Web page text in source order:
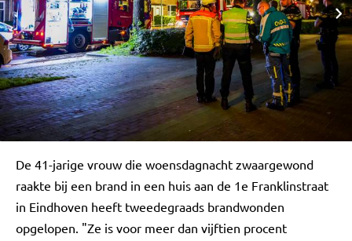
De 41-jarige vrouw die woensdagnacht zwaargewond
raakte bij een brand in een huis aan de 1e Franklinstraat
in Eindhoven heeft tweedegraads brandwonden
opgelopen. "Ze is voor meer dan vijftien procent